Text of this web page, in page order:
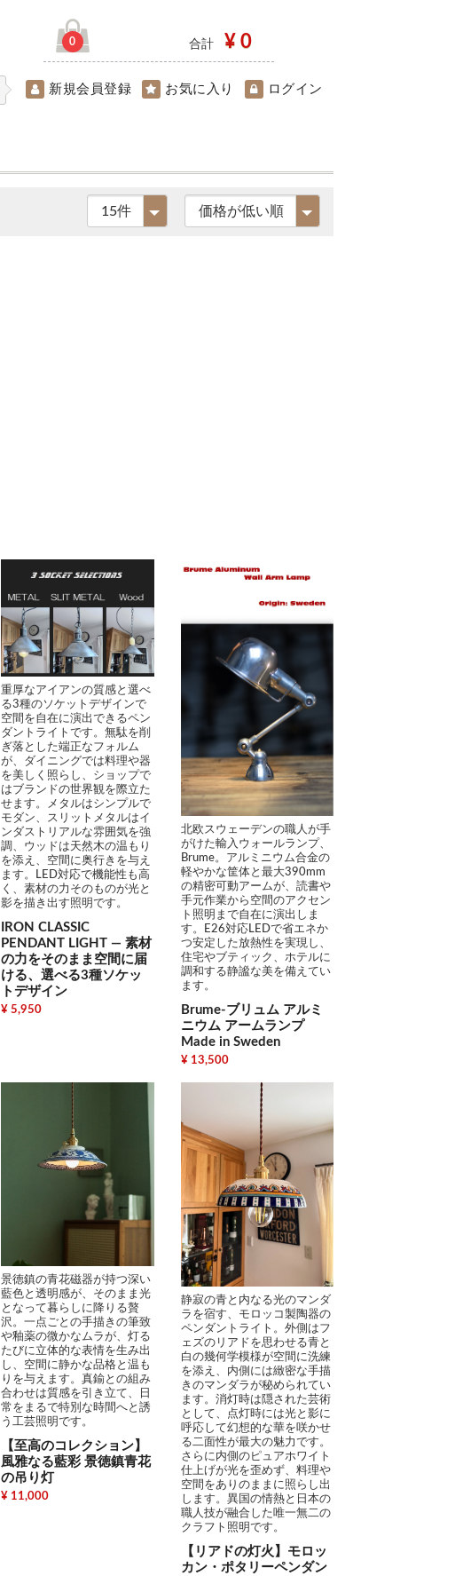
0 合計 ¥ 0
新規会員登録 お気に入り ログイン
重厚なアイアンの質感と選べ
る3種のソケットデザインで
空間を自在に演出できるペン
ダントライトです。無駄を削
ぎ落とした端正なフォルム
が、ダイニングでは料理や器
を美しく照らし、ショップで
はブランドの世界観を際立た
せます。メタルはシンプルで
モダン、スリットメタルはイ
ンダストリアルな雰囲気を強
調、ウッドは天然木の温もり
を添え、空間に奥行きを与え
ます。LED対応で機能性も高
く、素材の力そのものが光と
影を描き出す照明です。
IRON CLASSIC
PENDANT LIGHT ― 素材
の力をそのまま空間に届
ける、選べる3種ソケッ
トデザイン
¥ 5,950
北欧スウェーデンの職人が手
がけた輸入ウォールランプ、
Brume。アルミニウム合金の
軽やかな筐体と最大390mm
の精密可動アームが、読書や
手元作業から空間のアクセン
ト照明まで自在に演出しま
す。E26対応LEDで省エネか
つ安定した放熱性を実現し、
住宅やブティック、ホテルに
調和する静謐な美を備えてい
ます。
Brume-ブリュム アルミ
ニウム アームランプ
Made in Sweden
¥ 13,500
景徳鎮の青花磁器が持つ深い
藍色と透明感が、そのまま光
となって暮らしに降りる贅
沢。一点ごとの手描きの筆致
や釉薬の微かなムラが、灯る
たびに立体的な表情を生み出
し、空間に静かな品格と温も
りを与えます。真鍮との組み
合わせは質感を引き立て、日
常をまるで特別な時間へと誘
う工芸照明です。
【至高のコレクション】
風雅なる藍彩 景徳鎮青花
の吊り灯
¥ 11,000
静寂の青と内なる光のマンダ
ラを宿す、モロッコ製陶器の
ペンダントライト。外側はフ
ェズのリアドを思わせる青と
白の幾何学模様が空間に洗練
を添え、内側には緻密な手描
きのマンダラが秘められてい
ます。消灯時は隠された芸術
として、点灯時には光と影に
呼応して幻想的な華を咲かせ
る二面性が最大の魅力です。
さらに内側のピュアホワイト
仕上げが光を歪めず、料理や
空間をありのままに照らし出
します。異国の情熱と日本の
職人技が融合した唯一無二の
クラフト照明です。
【リアドの灯火】モロッ
カン・ポタリーペンダン